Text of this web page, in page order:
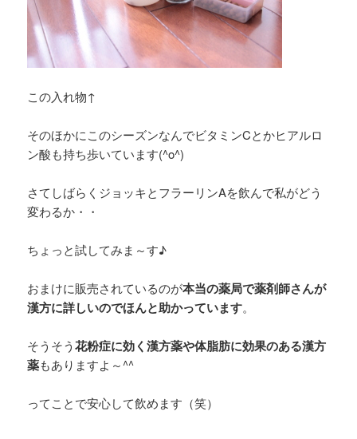
この入れ物↑
そのほかにこのシーズンなんでビタミンCとかヒアルロ
ン酸も持ち歩いています(^o^)
さてしばらくジョッキとフラーリンAを飲んで私がどう
変わるか・・
ちょっと試してみま～す♪
おまけに販売されているのが本当の薬局で薬剤師さんが
漢方に詳しいのでほんと助かっています。
そうそう花粉症に効く漢方薬や体脂肪に効果のある漢方
薬もありますよ～^^
ってことで安心して飲めます（笑）